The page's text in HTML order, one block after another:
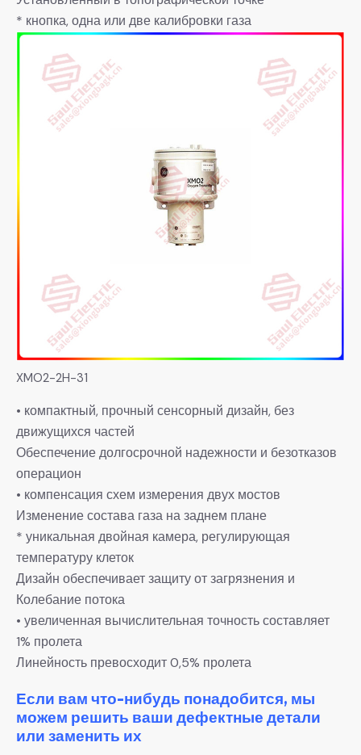
* кнопка, одна или две калибровки газа
XMO2-2H-31
• компактный, прочный сенсорный дизайн, без
движущихся частей
Обеспечение долгосрочной надежности и безотказов
операцион
• компенсация схем измерения двух мостов
Изменение состава газа на заднем плане
* уникальная двойная камера, регулирующая
температуру клеток
Дизайн обеспечивает защиту от загрязнения и
Колебание потока
• увеличенная вычислительная точность составляет
1% пролета
Линейность превосходит 0,5% пролета
Если вам что-нибудь понадобится, мы
можем решить ваши дефектные детали
или заменить их